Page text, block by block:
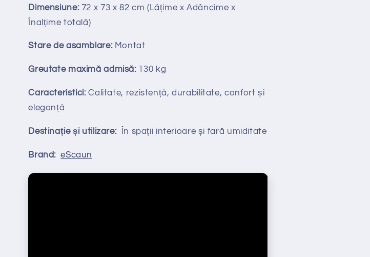
Dimensiune:72 x 73 x 82 cm (Lățime x Adâncime x
Înalțime totală)
Stare de asamblare:Montat
Greutate maximă admisă: 130 kg
Caracteristici:Calitate, rezistență, durabilitate, confort și
eleganță
Destinație și utilizare:În spații interioare și fară umiditate
Brand:eScaun